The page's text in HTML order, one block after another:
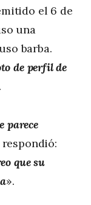
el 6 de
una
barba.
de perfil de
parece
que su
».